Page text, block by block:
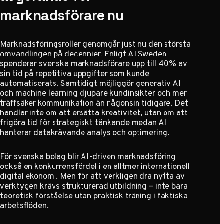
marknadsförare nu
Marknadsföringsroller genomgår just nu den största
omvandlingen på decennier. Enligt AI Sweden
spenderar svenska marknadsförare upp till 40% av
sin tid på repetitiva uppgifter som kunde
automatiserats. Samtidigt möjliggör generativ AI
och machine learning djupare kundinsikter och mer
träffsäker kommunikation än någonsin tidigare. Det
handlar inte om att ersätta kreativitet, utan om att
frigöra tid för strategiskt tänkande medan AI
hanterar datakrävande analys och optimering.
För svenska bolag blir AI-driven marknadsföring
också en konkurrensfördel i en alltmer internationell
digital ekonomi. Men för att verkligen dra nytta av
verktygen krävs strukturerad utbildning – inte bara
teoretisk förståelse utan praktisk träning i faktiska
arbetsflöden.